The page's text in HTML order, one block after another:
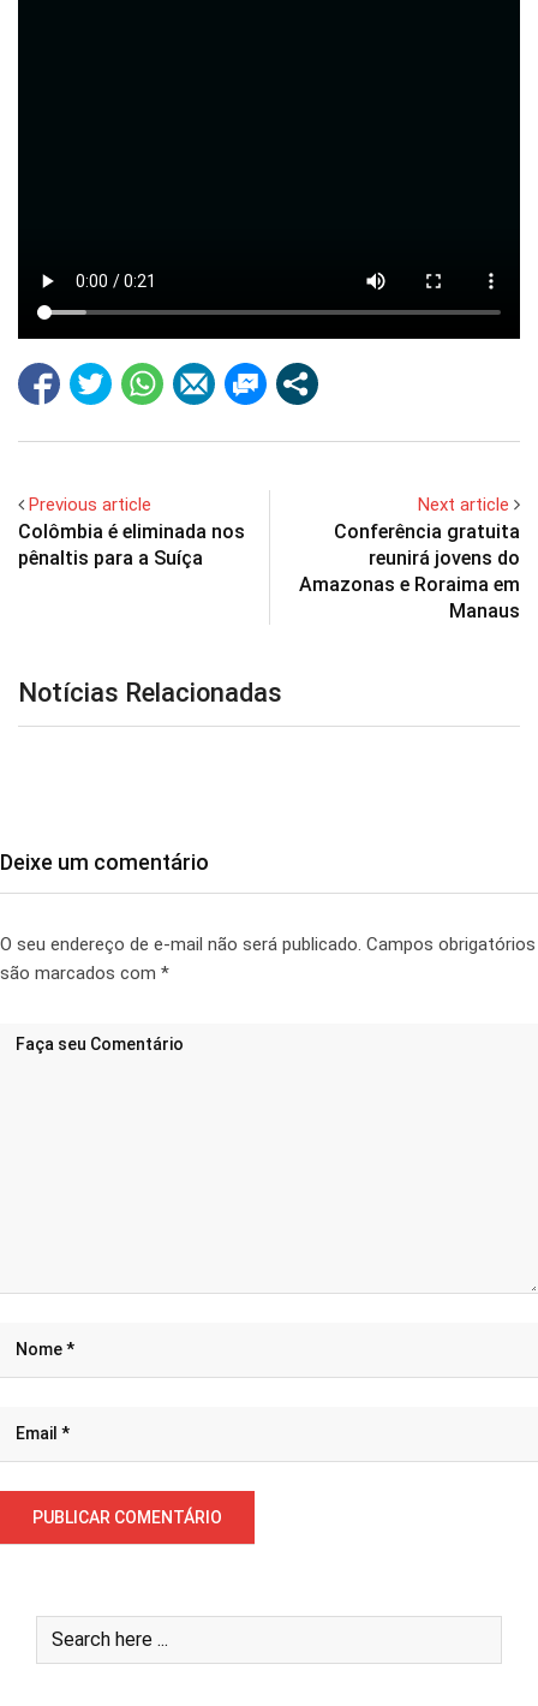
Previous article
Colômbia é eliminada nos
pênaltis para a Suíça
Next article
Conferência gratuita
reunirá jovens do
Amazonas e Roraima em
Manaus
Notícias Relacionadas
Deixe um comentário
O seu endereço de e-mail não será publicado. Campos obrigatórios
são marcados com *